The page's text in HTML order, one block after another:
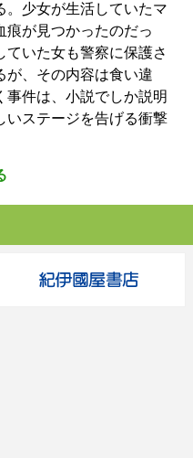
。少女が生活していたマ
痕が見つかったのだっ
ていた女も警察に保護さ
が、その内容は食い違
件は、小説でしか説明
いステージを告げる衝撃